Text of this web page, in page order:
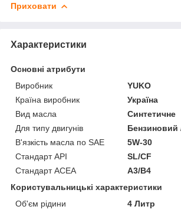
Приховати
Характеристики
Основні атрибути
Виробник
YUKO
Країна виробник
Україна
Вид масла
Синтетичне
Для типу двигунів
Бензиновий
В'язкість масла по SAE
5W-30
Стандарт API
SL/CF
Стандарт ACEA
A3/B4
Користувальницькі характеристики
Об'єм рідини
4 Литр